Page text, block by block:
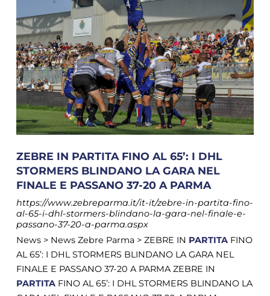
ZEBRE IN PARTITA FINO AL 65’: I DHL
STORMERS BLINDANO LA GARA NEL
FINALE E PASSANO 37-20 A PARMA
https://www.zebreparma.it/it-it/zebre-in-partita-fino-
al-65-i-dhl-stormers-blindano-la-gara-nel-finale-e-
passano-37-20-a-parma.aspx
News > News Zebre Parma > ZEBRE IN PARTITAFINO
AL 65’: I DHL STORMERS BLINDANO LA GARA NEL
FINALE E PASSANO 37-20 A PARMA ZEBRE IN
PARTITAFINO AL 65’: I DHL STORMERS BLINDANO LA